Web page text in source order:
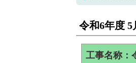
令和6年度 5
工事名称：